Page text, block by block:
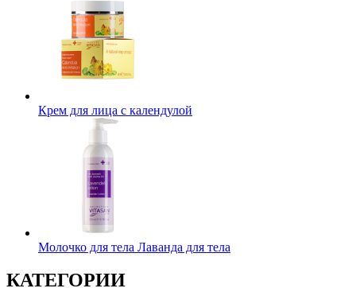
Крем для лица с календулой
Молочко для тела Лаванда для тела
КАТЕГОРИИ